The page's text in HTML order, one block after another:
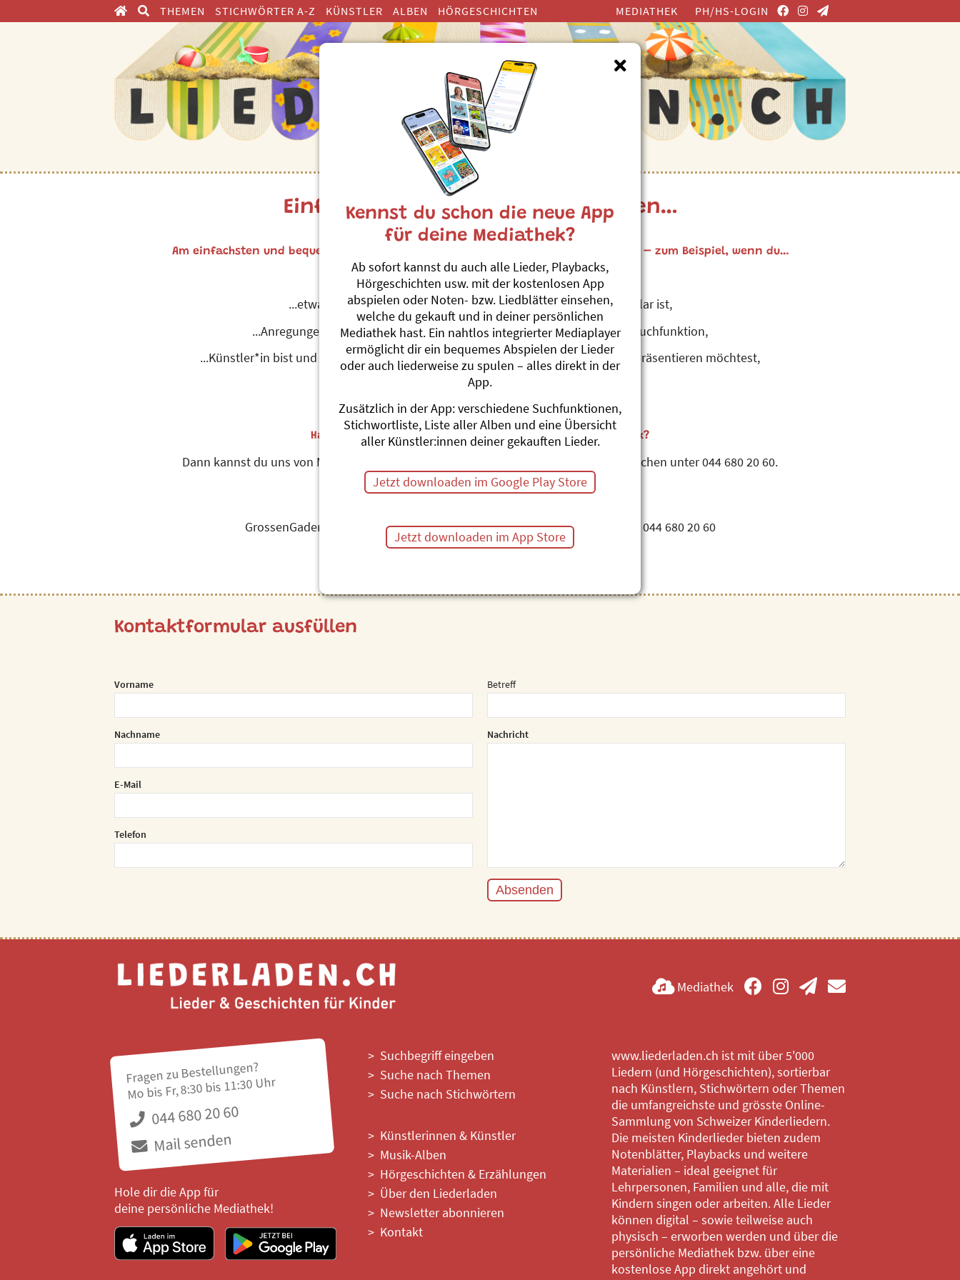
THEMEN STICHWÖRTER A-Z KÜNSTLER ALBEN
HÖRGESCHICHTEN
ENTDECKEN
MEDIATHEK PH/HS-LOGIN
Einfach Kontakt mit uns aufnehmen…
Am einfachsten und bequemsten kontaktierst du uns via untenstehendes Formular – zum Beispiel, wenn du…
...Fragen zu einer Bestellung oder einem Online-Kauf hast,
...etwas bzgl. deines Bestellprozesses oder deiner Mediathek unklar ist,
...Anregungen, Ergänzungen oder Hinweise hast zur Webseite oder zur Suchfunktion,
...Künstler*in bist und gerne deine Lieder oder Erzählungen auch im Liederladen präsentieren möchtest,
...uns einfach etwas mitteilen möchtest.
Hast du Fragen zu deiner Bestellung oder deiner Mediathek?
Dann kannst du uns von Mo bis Fr zwischen 8:30 und 11:30 Uhr auch telefonsich erreichen unter 044 680 20 60.
GrossenGadenVerlag AG • Schönenbergstrasse 275 • 8820 Wädenswil • Tel 044 680 20 60
Kontaktformular ausfüllen
Vorname
Nachname
E-Mail
Telefon
Betreff
Nachricht
Absenden
Mediathek
Fragen zu Bestellungen?
Mo bis Fr, 8:30 bis 11:30 Uhr
044 680 20 60
Mail senden
Hole dir die App für
deine persönliche Mediathek!
Suchbegriff eingeben
Suche nach Themen
Suche nach Stichwörtern
Künstlerinnen & Künstler
Musik-Alben
Hörgeschichten & Erzählungen
Über den Liederladen
Newsletter abonnieren
Kontakt
www.liederladen.ch ist mit über 5'000
Liedern (und Hörgeschichten), sortierbar
nach Künstlern, Stichwörtern oder Themen
die umfangreichste und grösste Online-
Sammlung von Schweizer Kinderliedern.
Die meisten Kinderlieder bieten zudem
Notenblätter, Playbacks und weitere
Materialien – ideal geeignet für
Lehrpersonen, Familien und alle, die mit
Kindern singen oder arbeiten. Alle Lieder
können digital – sowie teilweise auch
physisch – erworben werden und über die
persönliche Mediathek bzw. über eine
kostenlose App direkt angehört und
Kennst du schon die neue App
für deine Mediathek?
Ab sofort kannst du auch alle Lieder, Playbacks,
Hörgeschichten usw. mit der kostenlosen App
abspielen oder Noten- bzw. Liedblätter einsehen,
welche du gekauft und in deiner persönlichen
Mediathek hast. Ein nahtlos integrierter Mediaplayer
ermöglicht dir ein bequemes Abspielen der Lieder
oder auch liederweise zu spulen – alles direkt in der
App.
Zusätzlich in der App: verschiedene Suchfunktionen,
Stichwortliste, Liste aller Alben und eine Übersicht
aller Künstler:innen deiner gekauften Lieder.
Jetzt downloaden im Google Play Store
Jetzt downloaden im App Store